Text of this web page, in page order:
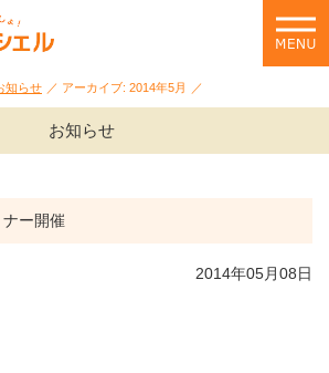
知らせ アーカイブ: 2014年5月
お知らせ
ー開催
2014年05月08日